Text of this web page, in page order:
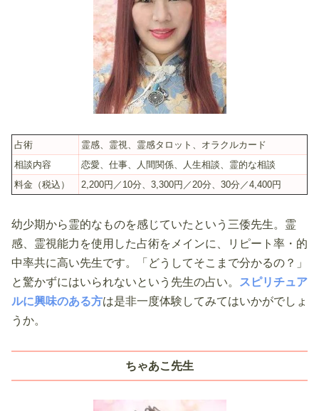
占術
霊感、霊視、霊感タロット、オラクルカード
相談内容
恋愛、仕事、人間関係、人生相談、霊的な相談
料金（税込）
2,200円／10分、3,300円／20分、30分／4,400円
幼少期から霊的なものを感じていたという三倭先生。霊
感、霊視能力を使用した占術をメインに、リピート率・的
中率共に高い先生です。「どうしてそこまで分かるの？」
と驚かずにはいられないという先生の占い。 スピリチュア
ルに興味のある方は是非一度体験してみてはいかがでしょ
うか。
ちゃあこ先生